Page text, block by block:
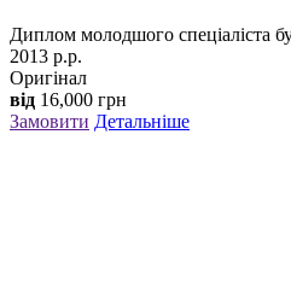
Диплом молодшого спеціаліста
2013 р.р.
Оригінал
від 16,000 грн
Замовити Детальніше